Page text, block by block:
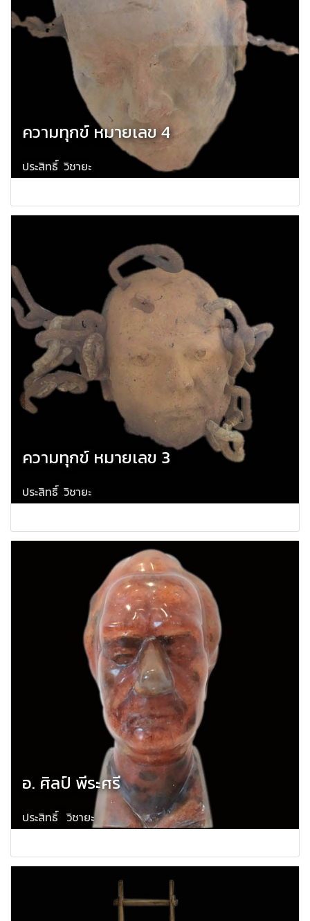
ความทุกข์ หมายเลข 4
ประสิทธิ์ วิชายะ
ความทุกข์ หมายเลข 3
ประสิทธิ์ วิชายะ
อ. ศิลป์ พีระศรี
ประสิทธิ์ วิชายะ